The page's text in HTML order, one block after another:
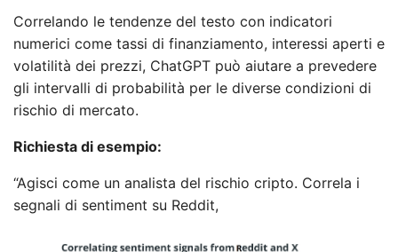
Correlando le tendenze del testo con indicatori
numerici come tassi di finanziamento, interessi aperti e
volatilità dei prezzi, ChatGPT può aiutare a prevedere
gli intervalli di probabilità per le diverse condizioni di
rischio di mercato.
Richiesta di esempio:
“Agisci come un analista del rischio cripto. Correla i
segnali di sentiment su Reddit,